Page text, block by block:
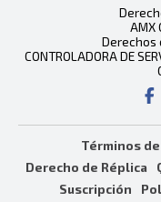
AMX
Derechos
CONTROLADORA DE
Términos
Derecho de Réplica
Suscripción